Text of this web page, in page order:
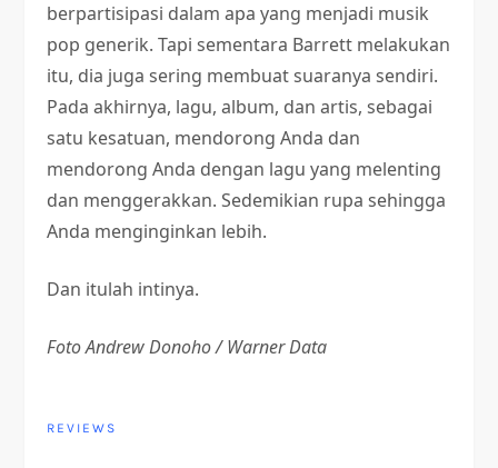
berpartisipasi dalam apa yang menjadi musik
pop generik. Tapi sementara Barrett melakukan
itu, dia juga sering membuat suaranya sendiri.
Pada akhirnya, lagu, album, dan artis, sebagai
satu kesatuan, mendorong Anda dan
mendorong Anda dengan lagu yang melenting
dan menggerakkan. Sedemikian rupa sehingga
Anda menginginkan lebih.
Dan itulah intinya.
Foto Andrew Donoho / Warner Data
REVIEWS